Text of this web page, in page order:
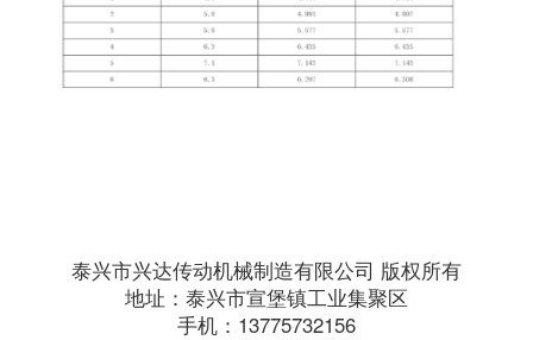
泰兴市兴达传动机械制造有限公司 版权所有
地址：泰兴市宣堡镇工业集聚区
手机：13775732156